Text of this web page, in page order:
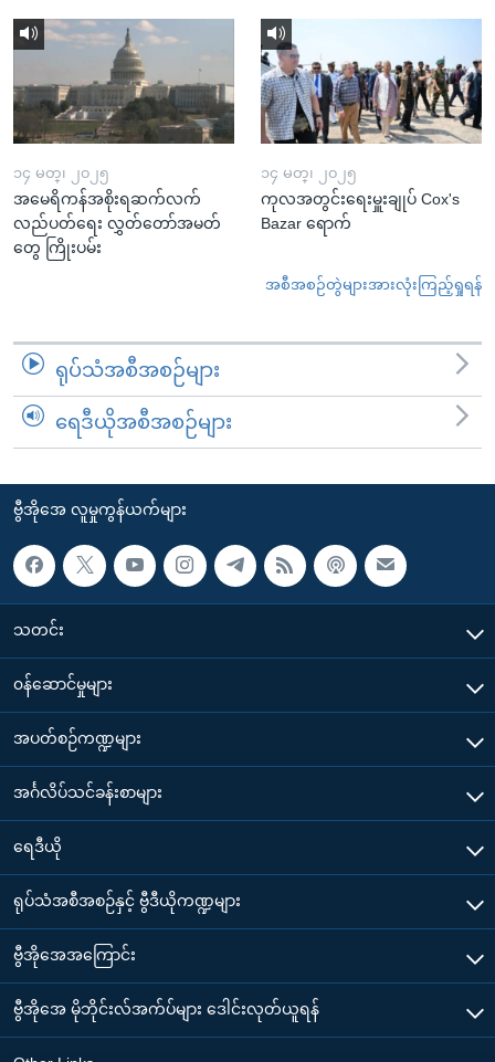
၁၄ မတ္၊ ၂၀၂၅
အမေရိကန်အစိုးရဆက်လက်
လည်ပတ်ရေး လွှတ်တော်အမတ်
တွေ ကြိုးပမ်း
၁၄ မတ္၊ ၂၀၂၅
ကုလအတွင်းရေးမှူးချုပ် Cox's
Bazar ရောက်
အစီအစဉ်တွဲများအားလုံးကြည့်ရှုရန်
ရုပ်သံအစီအစဉ်များ
ရေဒီယိုအစီအစဉ်များ
ဗွီအိုအေ လူမှုကွန်ယက်များ
သတင်း
၀န်ဆောင်မှုများ
အပတ်စဉ်ကဏ္ဍများ
အင်္ဂလိပ်သင်ခန်းစာများ
ရေဒီယို
ရုပ်သံအစီအစဉ်နှင့် ဗွီဒီယိုကဏ္ဍများ
ဗွီအိုအေအကြောင်း
ဗွီအိုအေ မိုဘိုင်းလ်အက်ပ်များ ဒေါင်းလုတ်ယူရန်